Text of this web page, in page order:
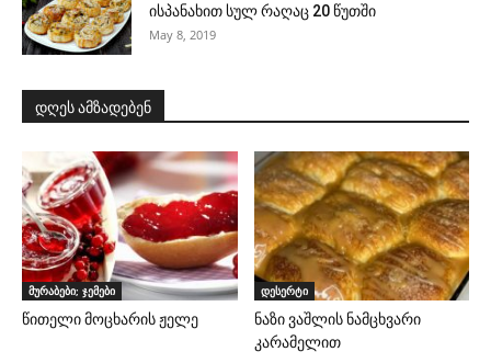
ისპანახით სულ რაღაც 20 წუთში
May 8, 2019
დღეს ამზადებენ
მურაბები; ჯემები
წითელი მოცხარის ჟელე
დესერტი
ნაზი ვაშლის ნამცხვარი
კარამელით